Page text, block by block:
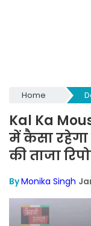
Home
Kal Ka
में कैसा
की ताजा
ByMonika Singh